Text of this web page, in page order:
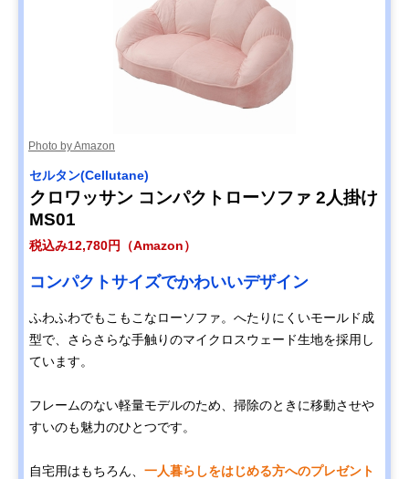
Photo by Amazon
セルタン(Cellutane)
クロワッサン コンパクトローソファ 2人掛け
MS01
税込み12,780円（Amazon）
コンパクトサイズでかわいいデザイン
ふわふわでもこもこなローソファ。へたりにくいモールド成
型で、さらさらな手触りのマイクロスウェード生地を採用し
ています。
フレームのない軽量モデルのため、掃除のときに移動させや
すいのも魅力のひとつです。
自宅用はもちろん、 一人暮らしをはじめる方へのプレゼント